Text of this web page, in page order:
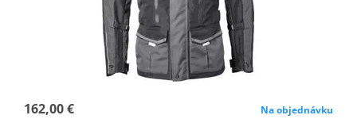
162,00 € Na objednávku